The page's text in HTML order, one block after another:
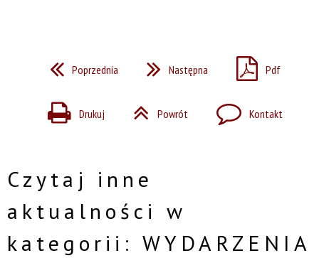
Poprzednia Następna Pdf
Drukuj Powrót Kontakt
Czytaj inne
aktualności w
kategorii: WYDARZENIA